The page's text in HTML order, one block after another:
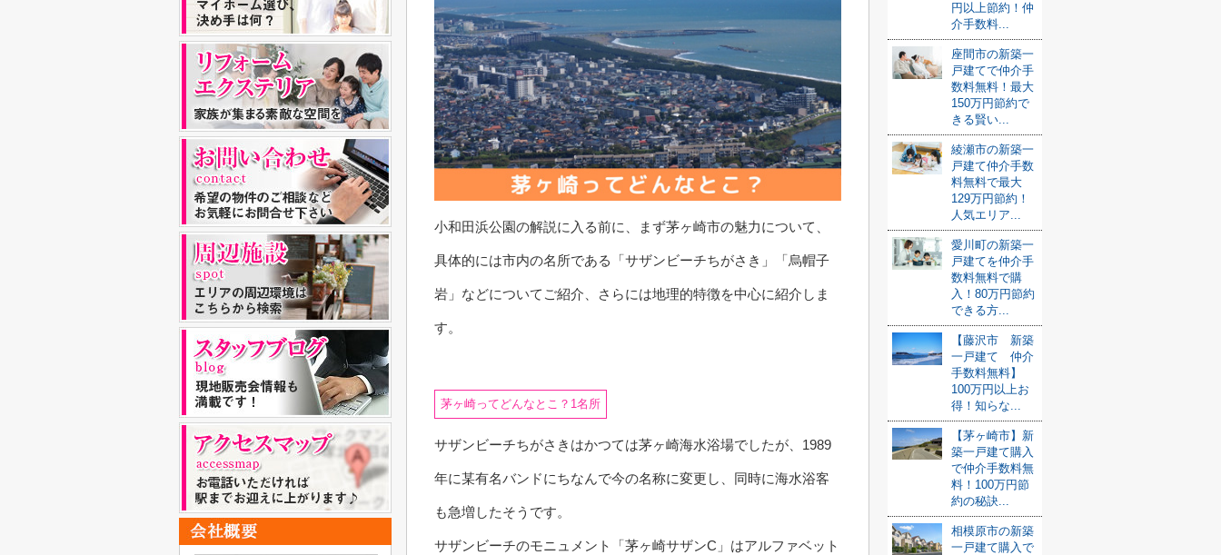
小和田浜公園の解説に入る前に、まず茅ヶ崎市の魅力について、
具体的には市内の名所である「サザンビーチちがさき」「烏帽子
岩」などについてご紹介、さらには地理的特徴を中心に紹介しま
す。
茅ヶ崎ってどんなとこ？1名所
サザンビーチちがさきはかつては茅ヶ崎海水浴場でしたが、1989
年に某有名バンドにちなんで今の名称に変更し、同時に海水浴客
も急増したそうです。
サザンビーチのモニュメント「茅ヶ崎サザンC」はアルファベット
円以上節約！仲
介手数料...
座間市の新築一
戸建てで仲介手
数料無料！最大
150万円節約で
きる賢い...
綾瀬市の新築一
戸建て仲介手数
料無料で最大
129万円節約！
人気エリア...
愛川町の新築一
戸建てを仲介手
数料無料で購
入！80万円節約
できる方...
【藤沢市 新築
一戸建て 仲介
手数料無料】
100万円以上お
得！知らな...
【茅ヶ崎市】新
築一戸建て購入
で仲介手数料無
料！100万円節
約の秘訣...
相模原市の新築
一戸建て購入で